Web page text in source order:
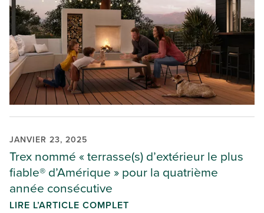
JANVIER 23, 2025
Trex nommé « terrasse(s) d’extérieur le plus
fiable® d’Amérique » pour la quatrième
année consécutive
LIRE L’ARTICLE COMPLET